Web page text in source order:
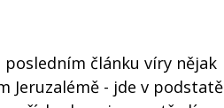
článku víry nějak
Jeruzalémě - jde v podstatě